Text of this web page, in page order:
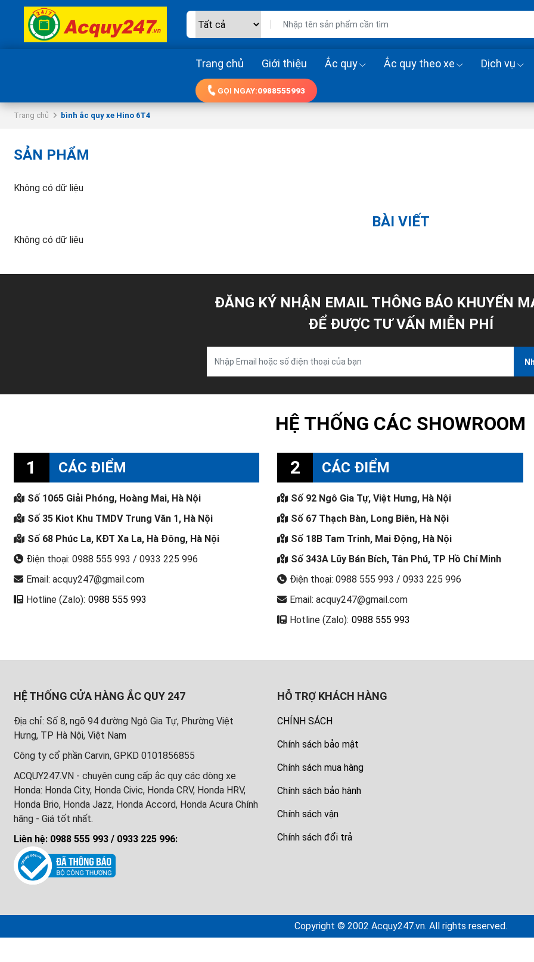
Trang chủ Giới thiệu Ắc quy Ắc quy theo xe Dịch vụ
GỌI NGAY:0988555993
Trang chủ bình ắc quy xe Hino 6T4
SẢN PHẨM
Không có dữ liệu
BÀI VIẾT
Không có dữ liệu
ĐĂNG KÝ NHẬN EMAIL THÔNG BÁO KHUYẾN
ĐỂ ĐƯỢC TƯ VẤN MIỄN PHÍ
HỆ THỐNG CÁC SHOWROOM
1 CÁC ĐIỂM
Số 1065 Giải Phóng, Hoàng Mai, Hà Nội
Số 35 Kiot Khu TMDV Trung Văn 1, Hà Nội
Số 68 Phúc La, KĐT Xa La, Hà Đông, Hà Nội
Điện thoại: 0988 555 993 / 0933 225 996
Email: acquy247@gmail.com
Hotline (Zalo): 0988 555 993
2 CÁC ĐIỂM
Số 92 Ngô Gia Tự, Việt Hưng, Hà Nội
Số 67 Thạch Bàn, Long Biên, Hà Nội
Số 18B Tam Trinh, Mai Động, Hà Nội
Số 343A Lũy Bán Bích, Tân Phú, TP Hồ Chí Minh
Điện thoại: 0988 555 993 / 0933 225 996
Email: acquy247@gmail.com
Hotline (Zalo): 0988 555 993
HỆ THỐNG CỬA HÀNG ẮC QUY 247
Địa chỉ: Số 8, ngõ 94 đường Ngô Gia Tự, Phường Việt
Hưng, TP Hà Nội, Việt Nam
Công ty cổ phần Carvin, GPKD 0101856855
ACQUY247.VN - chuyên cung cấp ắc quy các dòng xe
Honda: Honda City, Honda Civic, Honda CRV, Honda HRV,
Honda Brio, Honda Jazz, Honda Accord, Honda Acura Chính
hãng - Giá tốt nhất.
Liên hệ: 0988 555 993 / 0933 225 996:
HỖ TRỢ KHÁCH HÀNG
CHÍNH SÁCH
Chính sách bảo mật
Chính sách mua hàng
Chính sách bảo hành
Chính sách vận
Chính sách đổi trả
Copyright © 2002 Acquy247.vn. All rights reserved.